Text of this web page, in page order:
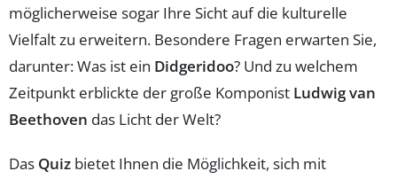
möglicherweise sogar Ihre Sicht auf die kulturelle
Vielfalt zu erweitern. Besondere Fragen erwarten Sie,
darunter: Was ist ein Didgeridoo? Und zu welchem
Zeitpunkt erblickte der große Komponist Ludwig van
Beethoven das Licht der Welt?
Das Quiz bietet Ihnen die Möglichkeit, sich mit